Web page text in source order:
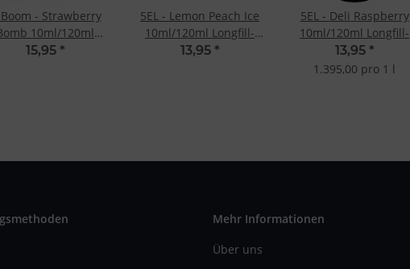
- Strawberry
10ml/120ml
Longfill-Aroma
15,95 *
5EL - Lemon Peach Ice
10ml/120ml Longfill-
Aroma
13,95 *
5EL - Deli Raspberry
10ml/120ml Longfill-
Aroma
13,95 *
1.395,00 pro 1 l
Mehr Informationen
Über uns